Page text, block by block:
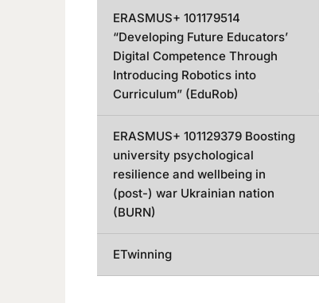
ERASMUS+ 101179514
“Developing Future Educators’
Digital Competence Through
Introducing Robotics into
Curriculum” (EduRob)
ERASMUS+ 101129379 Boosting
university psychological
resilience and wellbeing in
(post-) war Ukrainian nation
(BURN)
ETwinning